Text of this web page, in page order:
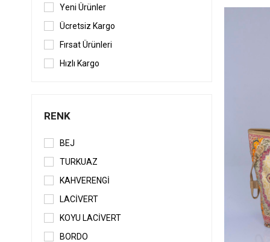
Yeni Ürünler
Ücretsiz Kargo
Fırsat Ürünleri
Hızlı Kargo
RENK
BEJ
TURKUAZ
KAHVERENGİ
LACİVERT
KOYU LACİVERT
BORDO